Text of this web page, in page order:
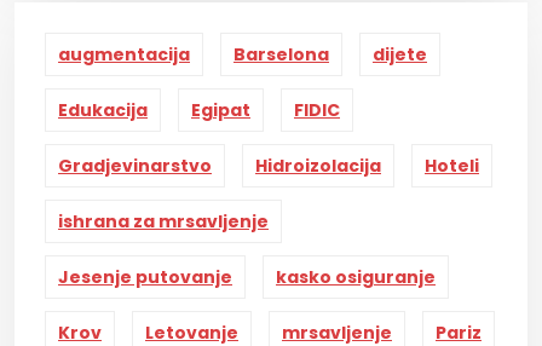
augmentacija Barselona dijete
Edukacija Egipat FIDIC
Gradjevinarstvo Hidroizolacija Hoteli
ishrana za mrsavljenje
Jesenje putovanje kasko osiguranje
Krov Letovanje mrsavljenje Pariz